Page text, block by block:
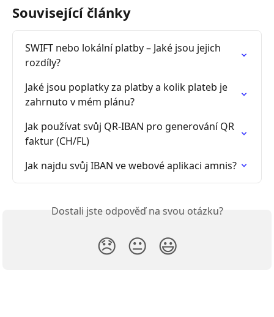
Související články
SWIFT nebo lokální platby – Jaké jsou jejich
rozdíly?
Jaké jsou poplatky za platby a kolik plateb je
zahrnuto v mém plánu?
Jak používat svůj QR-IBAN pro generování QR
faktur (CH/FL)
Jak najdu svůj IBAN ve webové aplikaci amnis?
Dostali jste odpověď na svou otázku?
😞 😐 😃